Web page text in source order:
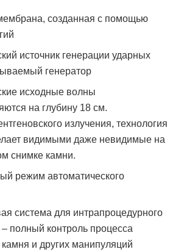
созданная с помощью
источник генерации ударных
генератор
исходные волны
на глубину 18 см.
излучения, технология
видимыми даже невидимые на
снимке камни.
режим автоматического
система для интрапроцедурного
полный контроль процесса
и других манипуляций